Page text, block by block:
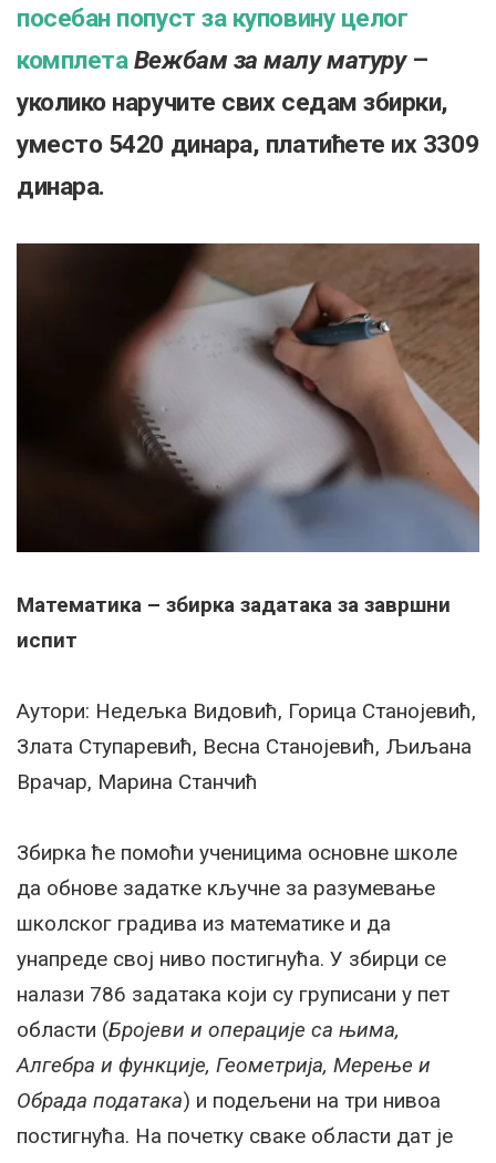
посебан попуст за куповину целог
комплета Вежбам за малу матуру–
уколико наручите свих седам збирки,
уместо 5420 динара, платићете их 3309
динара.
Математика – збирка задатака за завршни
испит
Аутори: Недељка Видовић, Горица Станојевић,
Злата Ступаревић, Весна Станојевић, Љиљана
Врачар, Марина Станчић
Збирка ће помоћи ученицима основне школе
да обнове задатке кључне за разумевање
школског градива из математике и да
унапреде свој ниво постигнућа. У збирци се
налази 786 задатака који су груписани у пет
области (Бројеви и операције са њима,
Алгебра и функције, Геометрија, Мерење и
Обрада података) и подељени на три нивоа
постигнућа. На почетку сваке области дат је